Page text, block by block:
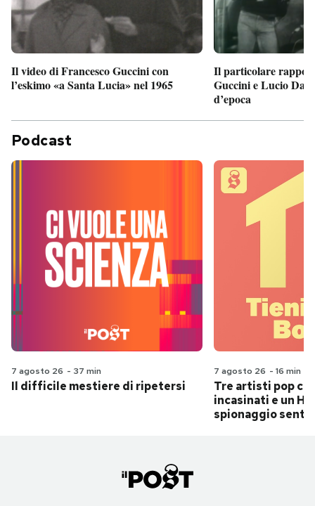
Il video di Francesco Guccini con
l’eskimo «a Santa Lucia» nel 1965
Il particolare
Guccini e Lucio
d’epoca
Podcast
7 agosto 26 - 37 min
Il difficile mestiere di ripetersi
7 agosto 26 - 16 min
Tre artisti pop
incasinati e un
spionaggio